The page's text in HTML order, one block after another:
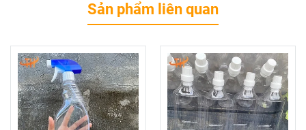
Sản phẩm liên quan